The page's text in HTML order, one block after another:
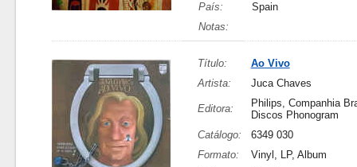
País:
Spain
Notas:
Título:
Ao Vivo
Artista:
Juca Chaves
Editora:
Philips, Companhia
Discos Phonogram
Catálogo:
6349 030
Formato:
Vinyl, LP, Album